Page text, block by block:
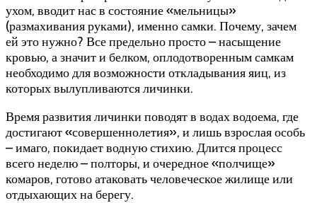
ухом, вводит нас в состояние «мельницы»
(размахивания руками), именно самки. Почему, зачем
ей это нужно? Все предельно просто – насыщение
кровью, а значит и белком, оплодотворенным самкам
необходимо для возможности откладывания яиц, из
которых вылупливаются личинки.
Время развития личинки поводят в водах водоема, где
достигают «совершеннолетия», и лишь взрослая особь
– имаго, покидает водную стихию. Длится процесс
всего неделю – полторы, и очередное «полчище»
комаров, готово атаковать человеческое жилище или
отдыхающих на берегу.